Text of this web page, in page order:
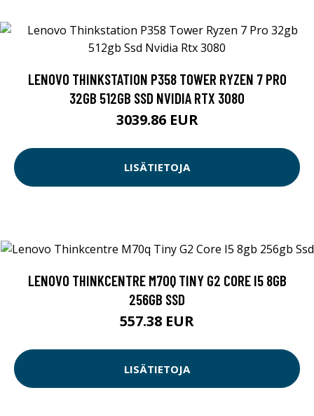
LENOVO THINKSTATION P358 TOWER RYZEN 7 PRO
32GB 512GB SSD NVIDIA RTX 3080
3039.86 EUR
LISÄTIETOJA
LENOVO THINKCENTRE M70Q TINY G2 CORE I5 8GB
256GB SSD
557.38 EUR
LISÄTIETOJA